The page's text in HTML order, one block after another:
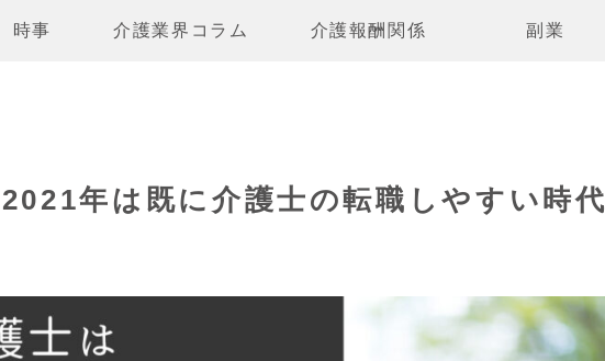
時事 介護業界コラム 介護報酬関係 副業
年は既に介護士の転職しやすい時代